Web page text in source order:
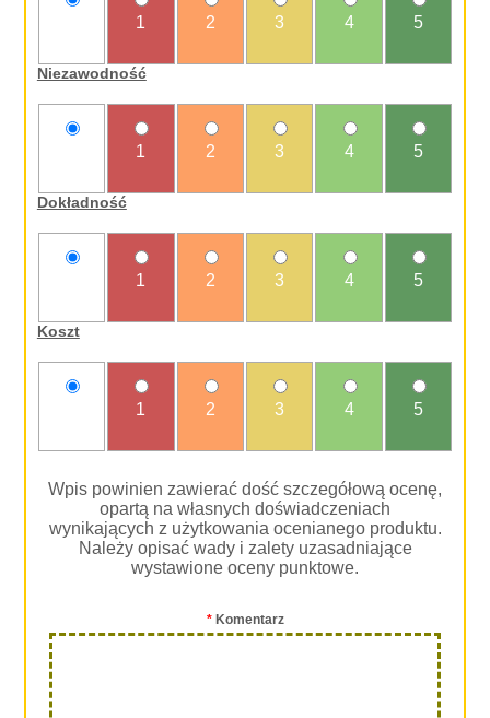
1 2 3 4 5
Niezawodność
1 2 3 4 5
Dokładność
1 2 3 4 5
Koszt
1 2 3 4 5
Wpis powinien zawierać dość szczegółową ocenę,
opartą na własnych doświadczeniach
wynikających z użytkowania ocenianego produktu.
Należy opisać wady i zalety uzasadniające
wystawione oceny punktowe.
*Komentarz